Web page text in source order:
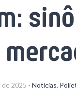
de 2025 - Notícias,